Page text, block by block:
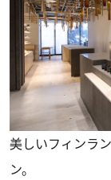
美しいフィンラ
ン。